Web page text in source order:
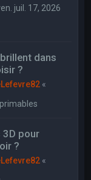
juil. 17, 2026
dans
?
«
3D pour
?
«